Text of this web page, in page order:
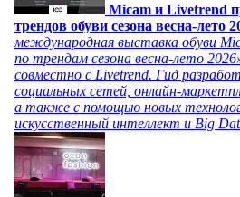
Micam и Livetrend
трендов обуви сезона весна-лето
международная выставка обуви
по трендам сезона весна-лето
совместно с Livetrend. Гид
социальных сетей, онлайн-
а также с помощью новых
искусственный интеллект и Big